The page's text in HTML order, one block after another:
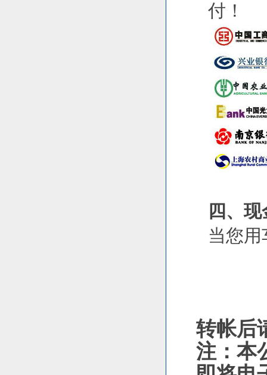
付！
四、
当您
转帐后
注：本